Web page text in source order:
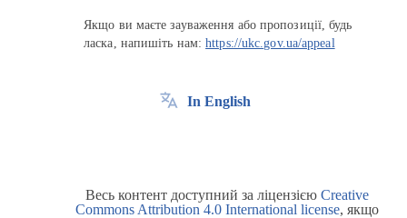
Якщо ви маєте зауваження або пропозиції, будь
ласка, напишіть нам:https://ukc.gov.ua/appeal
In English
Весь контент доступний за ліцензією Creative
Commons Attribution 4.0 International license, якщо